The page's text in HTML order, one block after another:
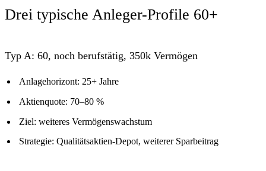
Drei typische Anleger-Profile 60+
Typ A: 60, noch berufstätig, 350k Vermögen
Anlagehorizont: 25+ Jahre
Aktienquote: 70–80 %
Ziel: weiteres Vermögenswachstum
Strategie: Qualitätsaktien-Depot, weiterer Sparbeitrag